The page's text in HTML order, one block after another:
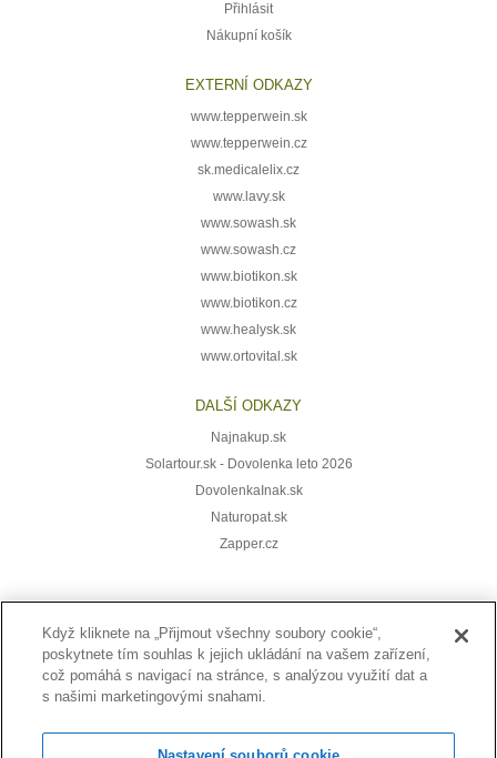
Přihlásit
Nákupní košík
EXTERNÍ ODKAZY
www.tepperwein.sk
www.tepperwein.cz
sk.medicalelix.cz
www.lavy.sk
www.sowash.sk
www.sowash.cz
www.biotikon.sk
www.biotikon.cz
www.healysk.sk
www.ortovital.sk
DALŠÍ ODKAZY
Najnakup.sk
Solartour.sk - Dovolenka leto 2026
DovolenkaInak.sk
Naturopat.sk
Zapper.cz
Přihlaste se k odběru novinek:
Když kliknete na „Přijmout všechny soubory cookie“,
poskytnete tím souhlas k jejich ukládání na vašem zařízení,
což pomáhá s navigací na stránce, s analýzou využití dat a
s našimi marketingovými snahami.